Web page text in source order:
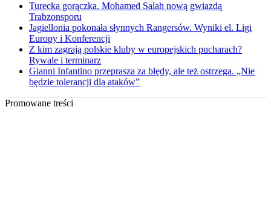
Turecka gorączka. Mohamed Salah nową gwiazdą
Trabzonsporu
Jagiellonia pokonała słynnych Rangersów. Wyniki el. Ligi
Europy i Konferencji
Z kim zagrają polskie kluby w europejskich pucharach?
Rywale i terminarz
Gianni Infantino przeprasza za błędy, ale też ostrzega. „Nie
będzie tolerancji dla ataków”
Promowane treści